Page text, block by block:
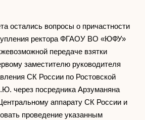
остались вопросы о причастности
ректора ФГАОУ ВО «ЮФУ»
передаче взятки
заместителю руководителя
СК России по Ростовской
через посредника Арзуманяна
аппарату СК России и
проведение указанным